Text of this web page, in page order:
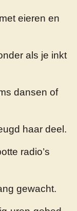
eieren en
als je inkt
dansen of
haar deel.
radio’s
gewacht.